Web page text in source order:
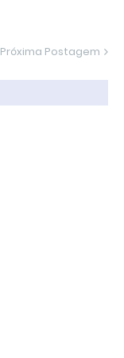
Próxima Postagem